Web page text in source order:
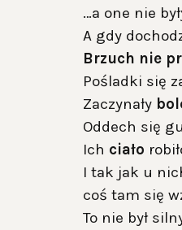
…a one nie
A gdy
Brzuch nie
Pośladki się
Zaczynały
Oddech się
Ich ciało
I tak jak u
coś tam się
To nie był